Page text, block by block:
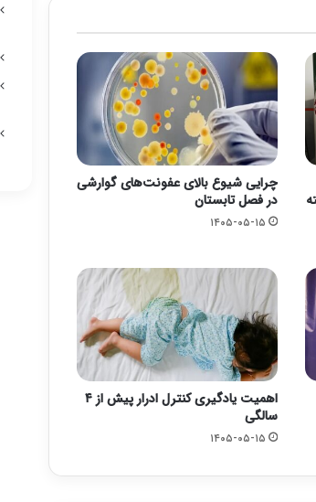
چرایی شیوع بالای عفونت‌های گوارشی
در فصل تابستان
۱۴۰۵-۰۵-۱۵
اهمیت یادگیری کنترل ادرار پیش از ۴
سالگی
۱۴۰۵-۰۵-۱۵